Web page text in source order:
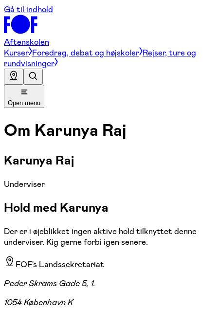
Gå til indhold
Aftenskolen
Kurser Foredrag, debat og højskoler Rejser, ture og
rundvisninger
Open menu
Om Karunya Raj
Karunya Raj
Underviser
Hold med Karunya
Der er i øjeblikket ingen aktive hold tilknyttet denne
underviser. Kig gerne forbi igen senere.
FOF's Landssekretariat
Peder Skrams Gade 5, 1.
1054 København K